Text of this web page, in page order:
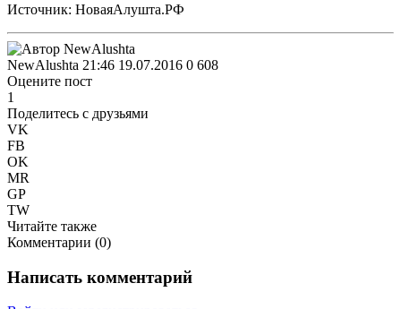
Источник: НоваяАлушта.РФ
NewAlushta 21:46 19.07.2016 0 608
Оцените пост
1
Поделитесь с друзьями
VK
FB
OK
MR
GP
TW
Читайте также
Комментарии (0)
Написать комментарий